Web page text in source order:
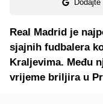
Real Madrid je
sjajnih fudbalera
Kraljevima. Među
vrijeme briljira u